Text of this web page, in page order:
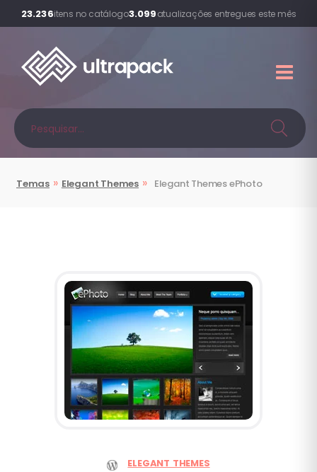
23.236itens no catálogo3.099atualizações entregues este mês
Temas » Elegant Themes » Elegant ThemesePhoto
ELEGANT THEMES